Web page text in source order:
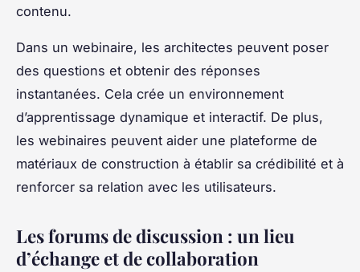
contenu.
Dans un webinaire, les architectes peuvent poser
des questions et obtenir des réponses
instantanées. Cela crée un environnement
d’apprentissage dynamique et interactif. De plus,
les webinaires peuvent aider une plateforme de
matériaux de construction à établir sa crédibilité et à
renforcer sa relation avec les utilisateurs.
Les forums de discussion : un lieu
d’échange et de collaboration